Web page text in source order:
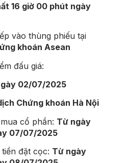
16 giờ 00 phút ngày
vào thùng phiếu tại
khoán Asean
đấu giá:
02/07/2025
Chứng khoán Hà Nội
cổ phần: Từ ngày
07/07/2025
đặt cọc: Từ ngày